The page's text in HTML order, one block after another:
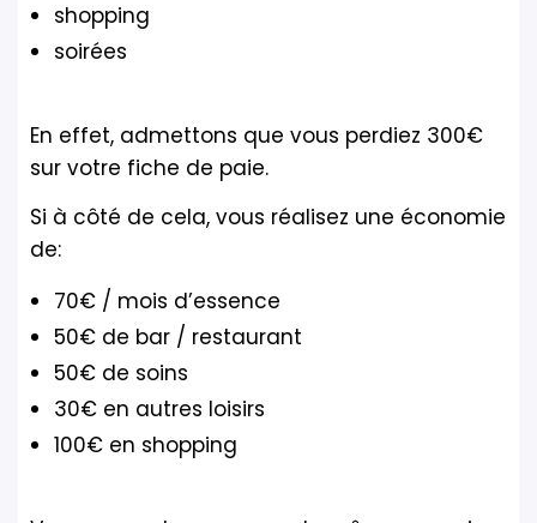
shopping
soirées
En effet, admettons que vous perdiez 300€
sur votre fiche de paie.
Si à côté de cela, vous réalisez une économie
de:
70€ / mois d’essence
50€ de bar / restaurant
50€ de soins
30€ en autres loisirs
100€ en shopping